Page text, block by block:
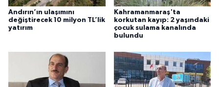
Andırın’ın ulaşımını
değiştirecek 10 milyon TL’lik
yatırım
Kahramanmaraş'ta
korkutan kayıp: 2 yaşındaki
çocuk sulama kanalında
bulundu